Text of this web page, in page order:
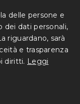
delle persone e
dati personali,
riguardano, sarà
e trasparenza
diritti. Leggi